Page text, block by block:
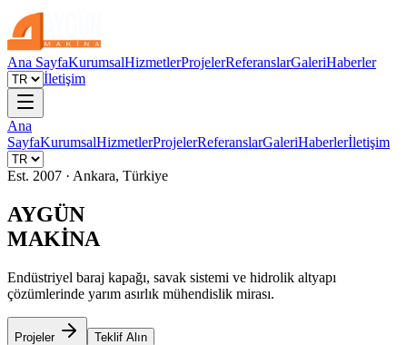
Ana SayfaKurumsalHizmetlerProjelerReferanslarGaleriHaberler
İletişim
Ana
SayfaKurumsalHizmetlerProjelerReferanslarGaleriHaberlerİletişim
Est. 2007 · Ankara, Türkiye
AYGÜN
MAKİNA
Endüstriyel baraj kapağı, savak sistemi ve hidrolik altyapı
çözümlerinde yarım asırlık mühendislik mirası.
Projeler Teklif Alın